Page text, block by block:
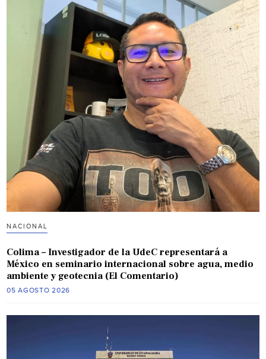
NACIONAL
Colima – Investigador de la UdeC representará a
México en seminario internacional sobre agua, medio
ambiente y geotecnia (El Comentario)
05 AGOSTO 2026